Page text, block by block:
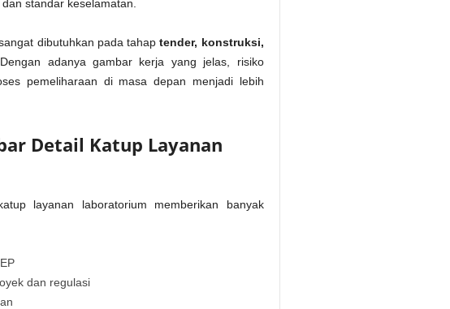
standar keselamatan.
dibutuhkan pada tahaptender, konstruksi,
Dengan adanya gambar kerja yang jelas, risiko
pemeliharaan di masa depan menjadi lebih
Detail Katup Layanan
layanan laboratorium memberikan banyak
dan regulasi